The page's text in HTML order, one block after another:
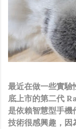
最近在做一些實驗
底上市的第二代
是依賴智慧型手機
技術很感興趣，因